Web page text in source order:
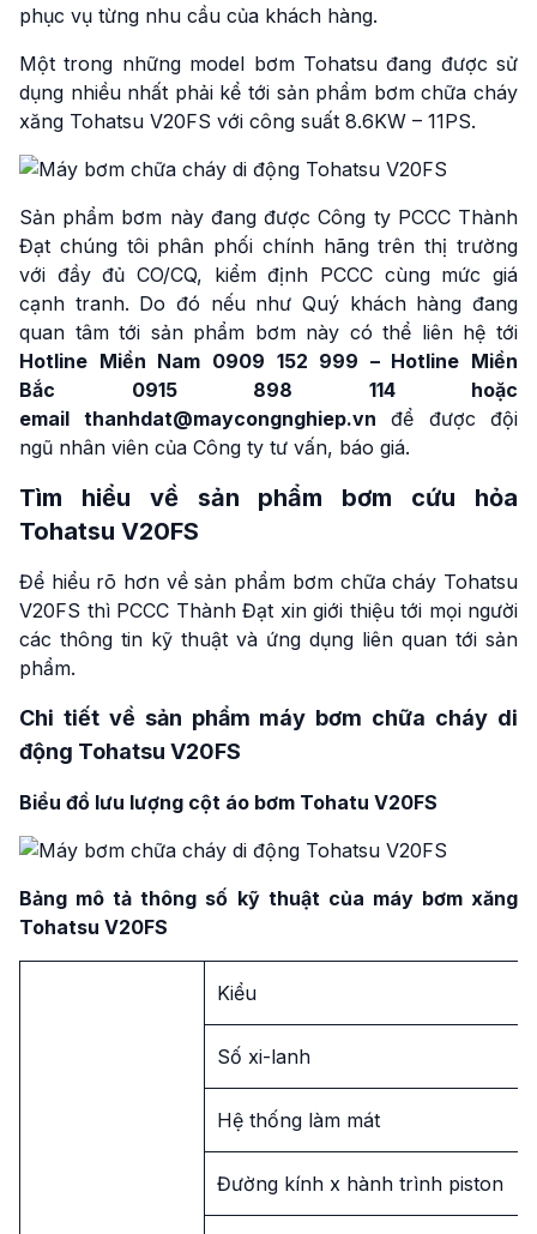
phục vụ từng nhu cầu của khách hàng.
Một trong những model bơm Tohatsu đang được sử
dụng nhiều nhất phải kể tới sản phẩm bơm chữa cháy
xăng Tohatsu V20FS với công suất 8.6KW – 11PS.
Sản phẩm bơm này đang được Công ty PCCC Thành
Đạt chúng tôi phân phối chính hãng trên thị trường
với đầy đủ CO/CQ, kiểm định PCCC cùng mức giá
cạnh tranh. Do đó nếu như Quý khách hàng đang
quan tâm tới sản phẩm bơm này có thể liên hệ tới
Hotline Miền Nam 0909 152 999 – Hotline Miền
Bắc 0915 898 114
hoặc
email thanhdat@maycongnghiep.vn để được đội
ngũ nhân viên của Công ty tư vấn, báo giá.
Tìm hiểu về sản phẩm bơm cứu hỏa
Tohatsu V20FS
Để hiểu rõ hơn về sản phẩm bơm chữa cháy Tohatsu
V20FS thì PCCC Thành Đạt xin giới thiệu tới mọi người
các thông tin kỹ thuật và ứng dụng liên quan tới sản
phẩm.
Chi tiết về sản phẩm máy bơm chữa cháy di
động Tohatsu V20FS
Biểu đồ lưu lượng cột áo bơm Tohatu V20FS
Bảng mô tả thông số kỹ thuật của máy bơm xăng
Tohatsu V20FS
Kiểu
Số xi-lanh
Hệ thống làm mát
Đường kính x hành trình piston